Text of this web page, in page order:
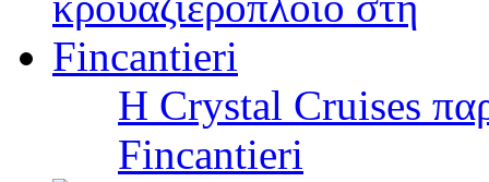
Η Crystal Cruises
Fincantieri